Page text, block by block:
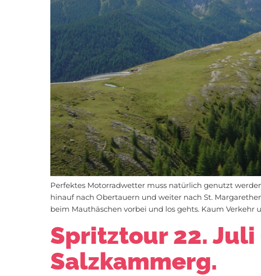
Perfektes Motorradwetter muss natürlich genutzt
hinauf nach Obertauern und weiter nach St.
beim Mauthäschen vorbei und los gehts. Kaum
Spritztour 22.
Salzkammerg.